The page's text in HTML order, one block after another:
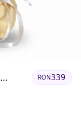
RON339